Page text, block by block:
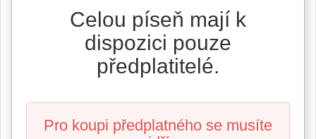
Celou píseň mají k
dispozici pouze
předplatitelé.
Pro koupi předplatného se musíte